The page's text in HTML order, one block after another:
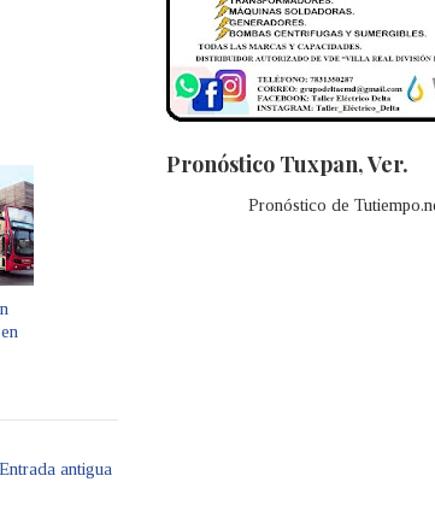
Entrada antigua
Pronóstico Tuxpan, Ver.
Pronóstico de